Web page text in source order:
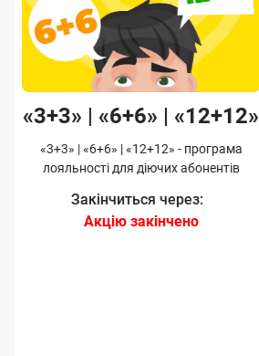
«3+3» | «6+6» | «12+12»
«3+3» | «6+6» | «12+12» - програма
лояльності для діючих абонентів
Закінчиться через:
Акцію закінчено